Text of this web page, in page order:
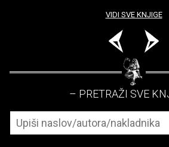
VIDI SVE KNJIGE
– PRETRAŽI SVE